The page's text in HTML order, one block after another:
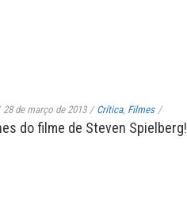
28 de março de 2013 / Crítica, Filmes /
do filme de Steven Spielberg!